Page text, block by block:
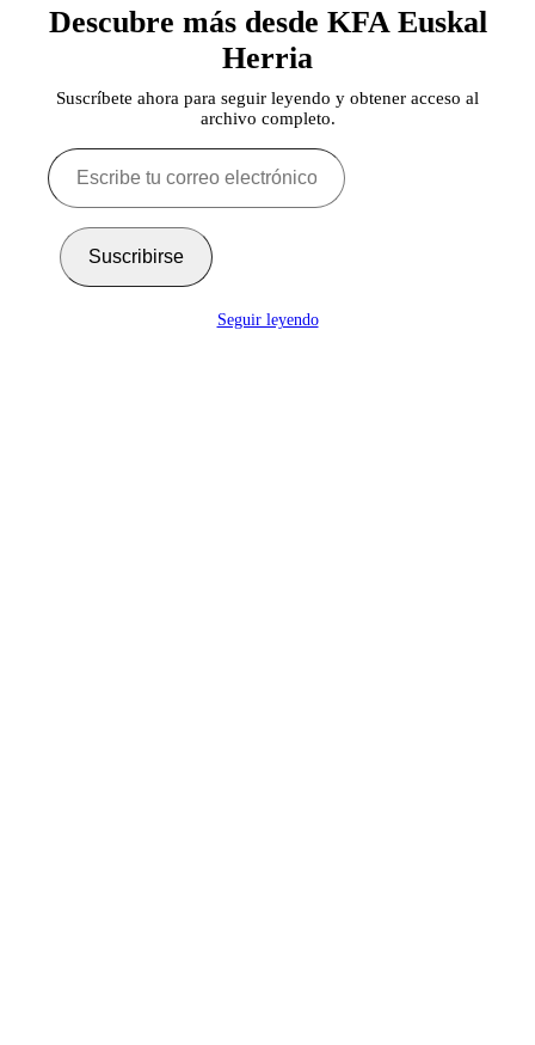
Descubre más desde KFA Euskal
Herria
Suscríbete ahora para seguir leyendo y obtener acceso al
archivo completo.
Escribe
tu
correo
Suscribirse
Seguir leyendo